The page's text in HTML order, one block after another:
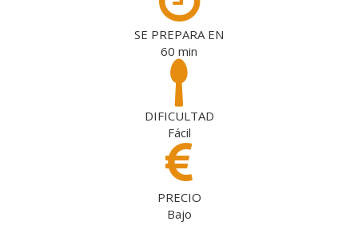
SE PREPARA EN
60 min
DIFICULTAD
Fácil
PRECIO
Bajo